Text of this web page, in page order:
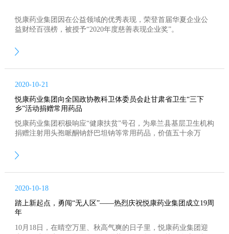
悦康药业集团因在公益领域的优秀表现，荣登首届华夏企业公
益财经百强榜，被授予“2020年度慈善表现企业奖”。
2020-10-21
悦康药业集团向全国政协教科卫体委员会赴甘肃省卫生“三下
乡”活动捐赠常用药品
悦康药业集团积极响应“健康扶贫”号召，为皋兰县基层卫生机构
捐赠注射用头孢哌酮钠舒巴坦钠等常用药品，价值五十余万
2020-10-18
踏上新起点，勇闯“无人区”——热烈庆祝悦康药业集团成立19周
年
10月18日，在晴空万里、秋高气爽的日子里，悦康药业集团迎